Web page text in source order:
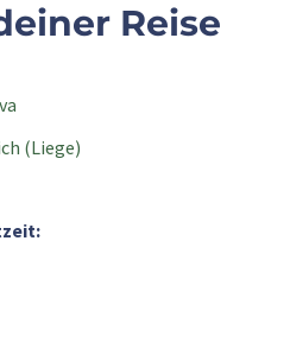
Reise
(Liege)